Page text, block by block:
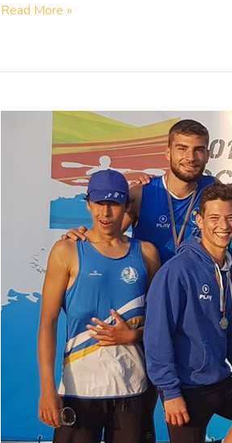
Atletas
Federação
Portuguesa
Canoagem
Read More »